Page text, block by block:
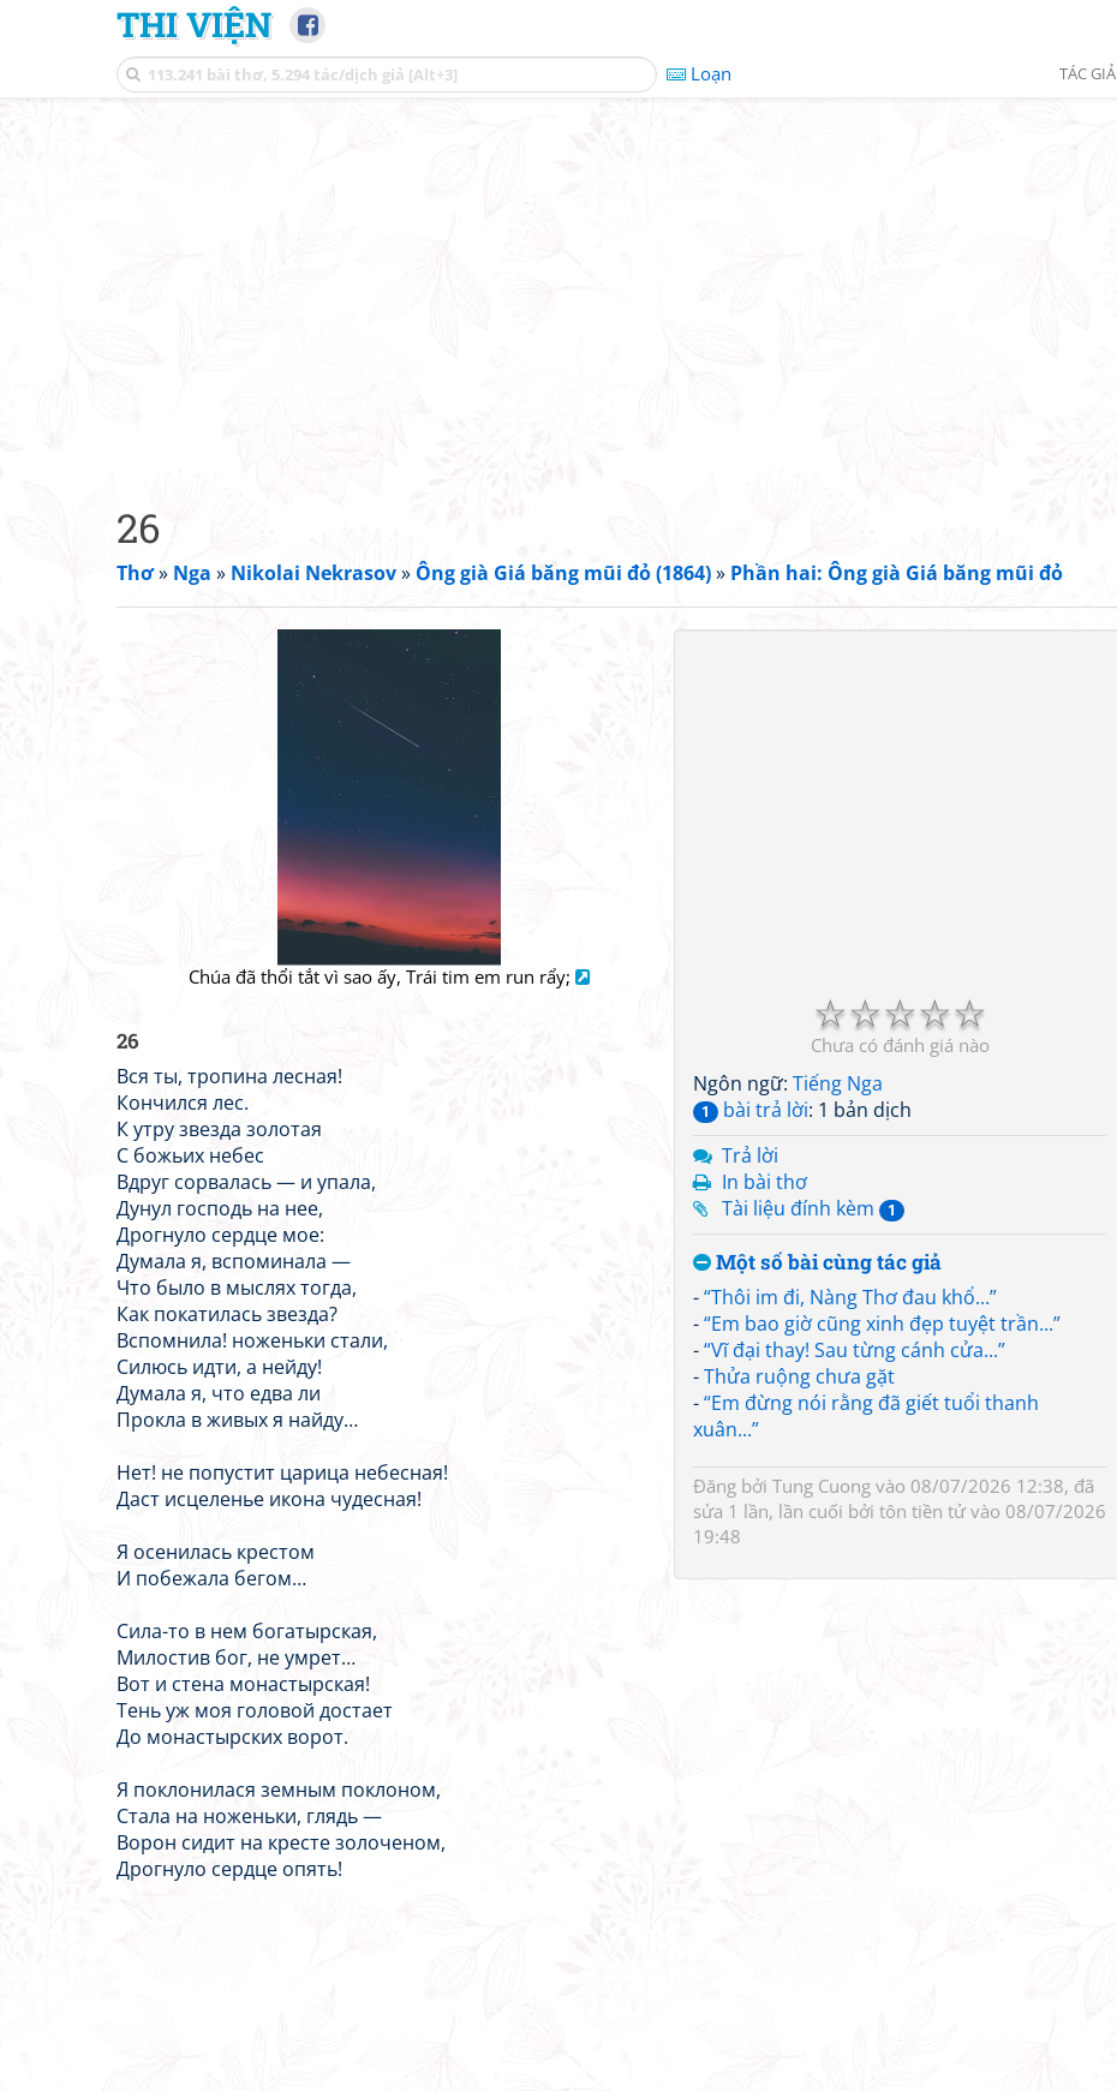
THI VIỆN
Loạn TÁC GIẢ
26
Thơ» Nga » Nikolai Nekrasov» Ông già Giá băng mũi đỏ (1864)» Phần hai: Ông già Giá băng mũi đỏ
☆
☆
☆
☆
☆
Chưa có đánh giá nào
Ngôn ngữ: Tiếng Nga
1 bài trả lời: 1 bản dịch
Trả lời
In bài thơ
Tài liệu đính kèm
1
Một số bài cùng tác giả
-“Thôi im đi, Nàng Thơ đau khổ...”
-“Em bao giờ cũng xinh đẹp tuyệt trần...”
-“Vĩ đại thay! Sau từng cánh cửa...”
-Thửa ruộng chưa gặt
-“Em đừng nói rằng đã giết tuổi thanh
xuân...”
Đăng bởi Tung Cuong vào 08/07/2026 12:38, đã
sửa 1 lần, lần cuối bởi tôn tiền tửvào 08/07/2026
19:48
Chúa đã thổi tắt vì sao ấy, Trái tim em run rẩy;
26
Вся ты, тропина лесная!
Кончился лес.
К утру звезда золотая
С божьих небес
Вдруг сорвалась — и упала,
Дунул господь на нее,
Дрогнуло сердце мое:
Думала я, вспоминала —
Что было в мыслях тогда,
Как покатилась звезда?
Вспомнила! ноженьки стали,
Силюсь идти, а нейду!
Думала я, что едва ли
Прокла в живых я найду…
Нет! не попустит царица небесная!
Даст исцеленье икона чудесная!
Я осенилась крестом
И побежала бегом…
Сила-то в нем богатырская,
Милостив бог, не умрет…
Вот и стена монастырская!
Тень уж моя головой достает
До монастырских ворот.
Я поклонилася земным поклоном,
Стала на ноженьки, глядь —
Ворон сидит на кресте золоченом,
Дрогнуло сердце опять!